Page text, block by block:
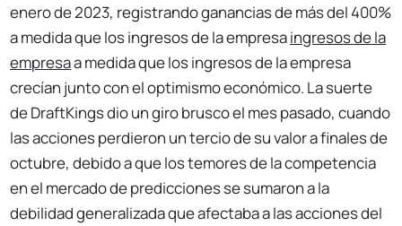
enero de 2023, registrando ganancias de más del 400%
a medida que los ingresos de la empresaingresos de la
empresaa medida que los ingresos de la empresa
crecían junto con el optimismo económico. La suerte
de DraftKings dio un giro brusco el mes pasado, cuando
las acciones perdieron un tercio de su valor a finales de
octubre, debido a que los temores de la competencia
en el mercado de predicciones se sumaron a la
debilidad generalizada que afectaba a las acciones del